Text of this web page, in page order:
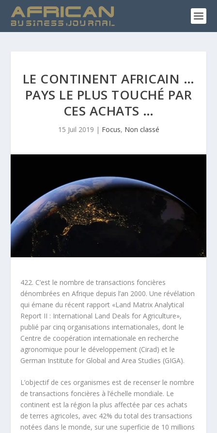
LE CONTINENT AFRICAIN …
PAYS LE PLUS TOUCHÉ PAR
CES ACHATS …
15 Juil 2019 | Focus, Non classé
422. C’est le nombre de transactions foncières
dénombrées en Afrique depuis l’an 2000. Une révélation
qui émane du récent rapport «Land Matrix Analytical
Report II : International Land Deals for Agriculture»,
publié par cinq organisations internationales, dont le
Centre de coopération internationale en recherche
agronomique pour le développement (Cirad) et le
German Institute for Global and Area Studies (GIGA).
L’objectif de ces organismes est de recenser le nombre
de transactions foncières à l’échelle mondiale. Le
continent est la région la plus affectée par ces achats
de terres agricoles, avec 42% du total des transactions
notées dans le monde, sur une superficie de 10 millions